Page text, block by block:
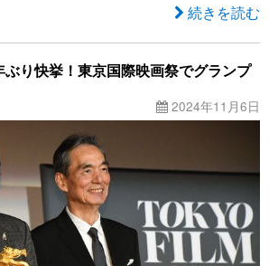
続きを読む
り快挙！東京国際映画祭でグランプ
2024年11月6日